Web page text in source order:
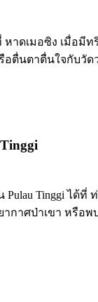
าดเมอซิง เมื่อมีท
อตื่นตาตื่นใจกับวั
Tinggi ได้ที่ ท่
ากาศป่าเขา หรือ